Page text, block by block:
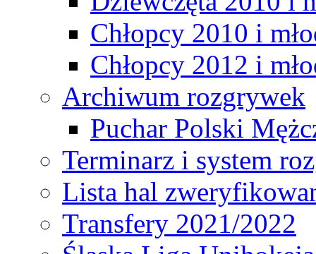
Chłopcy 2010 i
Chłopcy 2012 i
Archiwum rozgrywek
Puchar Polski
Terminarz i system
Lista hal
Transfery 2021/2022